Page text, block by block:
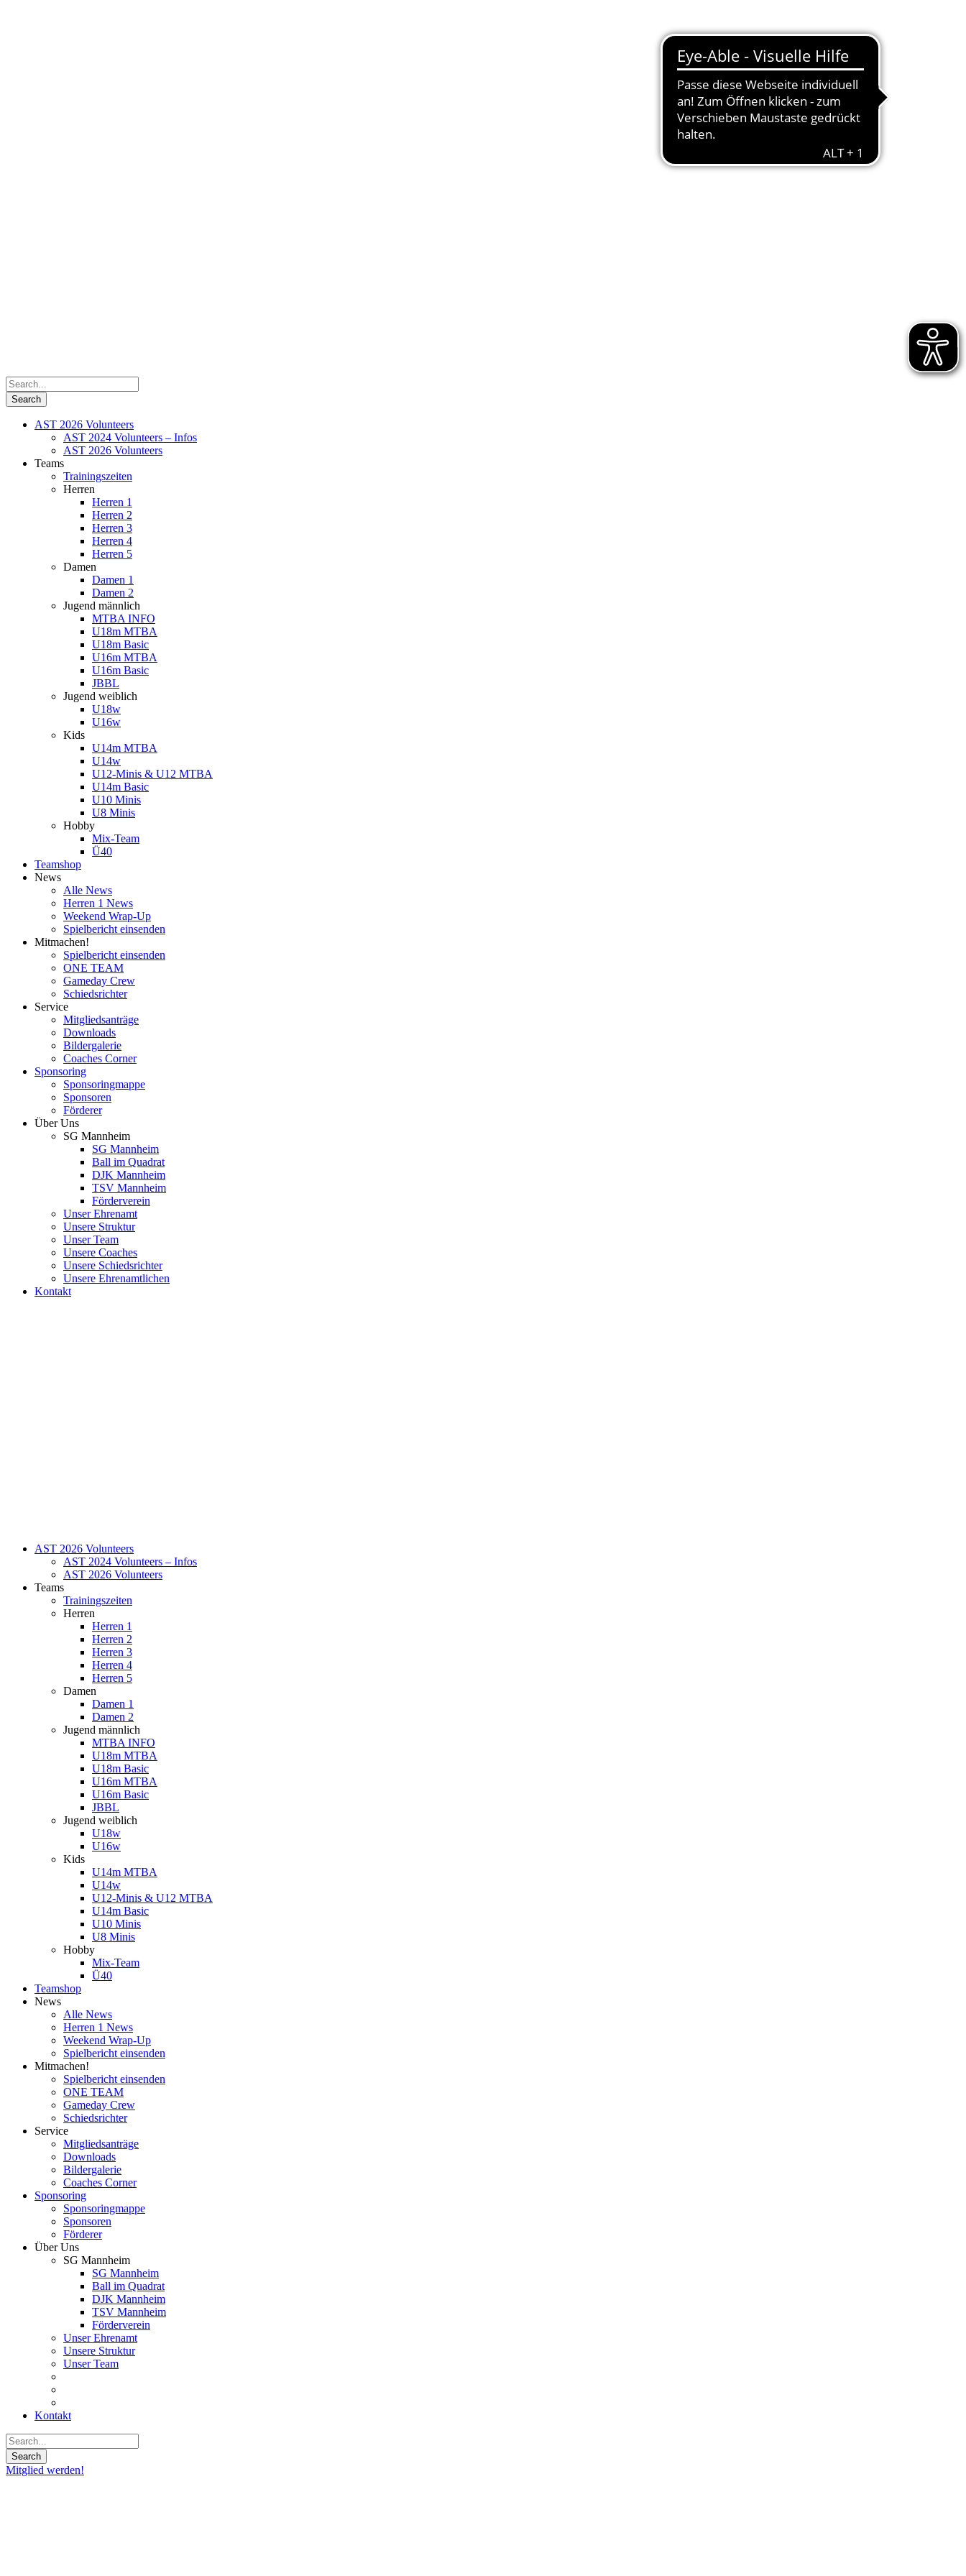
AST 2026 Volunteers
AST 2024 Volunteers – Infos
AST 2026 Volunteers
Teams
Trainingszeiten
Herren
Herren 1
Herren 2
Herren 3
Herren 4
Herren 5
Damen
Damen 1
Damen 2
Jugend männlich
MTBA INFO
U18m MTBA
U18m Basic
U16m MTBA
U16m Basic
JBBL
Jugend weiblich
U18w
U16w
Kids
U14m MTBA
U14w
U12-Minis & U12 MTBA
U14m Basic
U10 Minis
U8 Minis
Hobby
Mix-Team
Ü40
Teamshop
News
Alle News
Herren 1 News
Weekend Wrap-Up
Spielbericht einsenden
Mitmachen!
Spielbericht einsenden
ONE TEAM
Gameday Crew
Schiedsrichter
Service
Mitgliedsanträge
Downloads
Bildergalerie
Coaches Corner
Sponsoring
Sponsoringmappe
Sponsoren
Förderer
Über Uns
SG Mannheim
SG Mannheim
Ball im Quadrat
DJK Mannheim
TSV Mannheim
Förderverein
Unser Ehrenamt
Unsere Struktur
Unser Team
Unsere Coaches
Unsere Schiedsrichter
Unsere Ehrenamtlichen
Kontakt
AST 2026 Volunteers
AST 2024 Volunteers – Infos
AST 2026 Volunteers
Teams
Trainingszeiten
Herren
Herren 1
Herren 2
Herren 3
Herren 4
Herren 5
Damen
Damen 1
Damen 2
Jugend männlich
MTBA INFO
U18m MTBA
U18m Basic
U16m MTBA
U16m Basic
JBBL
Jugend weiblich
U18w
U16w
Kids
U14m MTBA
U14w
U12-Minis & U12 MTBA
U14m Basic
U10 Minis
U8 Minis
Hobby
Mix-Team
Ü40
Teamshop
News
Alle News
Herren 1 News
Weekend Wrap-Up
Spielbericht einsenden
Mitmachen!
Spielbericht einsenden
ONE TEAM
Gameday Crew
Schiedsrichter
Service
Mitgliedsanträge
Downloads
Bildergalerie
Coaches Corner
Sponsoring
Sponsoringmappe
Sponsoren
Förderer
Über Uns
SG Mannheim
SG Mannheim
Ball im Quadrat
DJK Mannheim
TSV Mannheim
Förderverein
Unser Ehrenamt
Unsere Struktur
Unser Team
Kontakt
Mitglied werden!